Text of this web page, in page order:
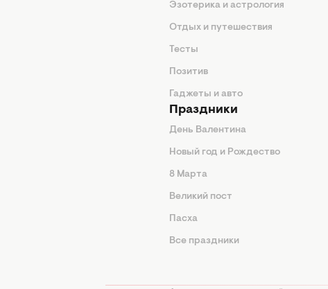
Эзотерика и астрология
Отдых и путешествия
Тесты
Позитив
Гаджеты и авто
Праздники
День Валентина
Новый год и Рождество
8 Марта
Великий пост
Пасха
Все праздники